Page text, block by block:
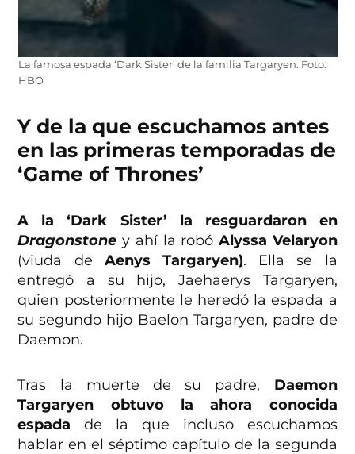
La famosa espada ‘Dark Sister’ de la familia Targaryen. Foto:
HBO
Y de la que escuchamos antes
en las primeras temporadas de
‘Game of Thrones’
A la ‘Dark Sister’ la resguardaron en
Dragonstone y ahí la robó Alyssa Velaryon
(viuda de Aenys Targaryen). Ella se la
entregó a su hijo, Jaehaerys Targaryen,
quien posteriormente le heredó la espada a
su segundo hijo Baelon Targaryen, padre de
Daemon.
Tras la muerte de su padre, Daemon
Targaryen
obtuvo la ahora conocida
espada de la que incluso escuchamos
hablar en el séptimo capítulo de la segunda